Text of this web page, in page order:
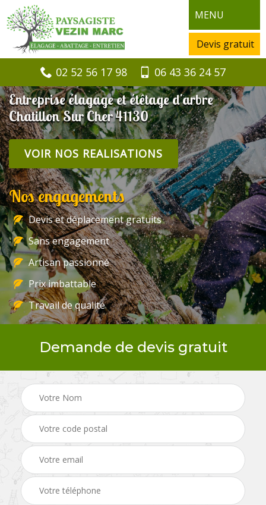
MENU
Devis gratuit
02 52 56 17 98 06 43 36 24 57
Entreprise élagage et étêtage d'arbre
Chatillon Sur Cher 41130
VOIR NOS REALISATIONS
Nos engagements
Devis et déplacement gratuits
Sans engagement
Artisan passionné
Prix imbattable
Travail de qualité
Demande de devis gratuit